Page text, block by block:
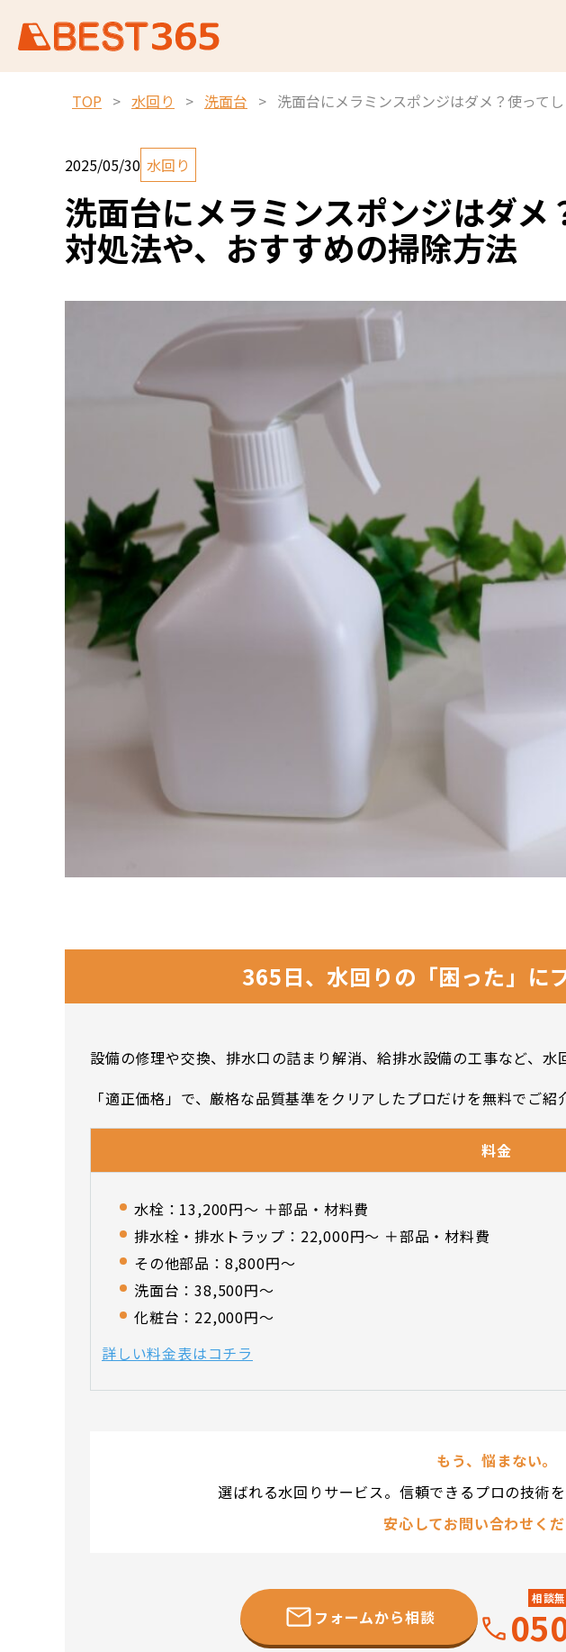
TOP > 水回り > 洗面台 > 洗面台にメラミンスポンジはダメ？使って
2025/05/30 水回り
洗面台にメラミンスポンジはダメ
対処法や、おすすめの掃除方法
365日、水回りの「困った」に
設備の修理や交換、排水口の詰まり解消、給排水設備の工事など、水
「適正価格」で、厳格な品質基準をクリアしたプロだけを無料でご紹
料金
水栓：13,200円〜 ＋部品・材料費
排水栓・排水トラップ：22,000円〜 ＋部品・材料費
その他部品：8,800円〜
洗面台：38,500円〜
化粧台：22,000円〜
詳しい料金表はコチラ
もう、悩まない。
選ばれる水回りサービス。信頼できるプロの技術
安心してお問い合わせくだ
フォームから相談
相談